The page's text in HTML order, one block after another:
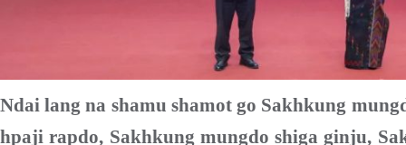
Ndai lang na shamu shamot go Sakhkung
hpaji rapdo, Sakhkung mungdo shiga ginju,